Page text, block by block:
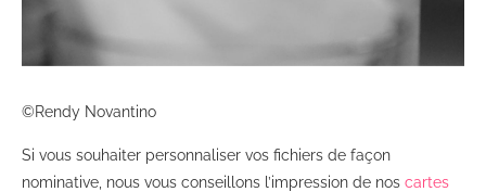
©Rendy Novantino
Si vous souhaiter personnaliser vos fichiers de façon
nominative, nous vous conseillons l’impression de nos cartes